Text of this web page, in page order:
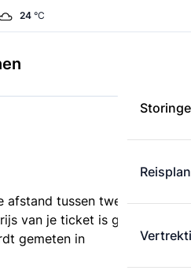
24 °C
afstand tussen twee
van je ticket is gebaseerd
gemeten in